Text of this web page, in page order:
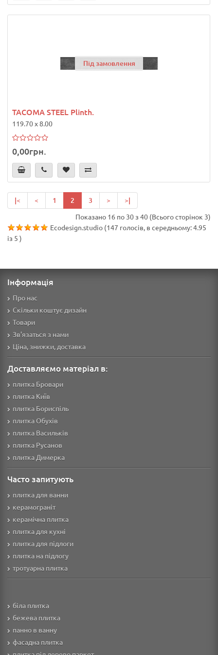
Під замовлення
TACOMA STEEL Plinth.
119.70 x 8.00
0,00грн.
|< < 1 2 3 > >|
Показано 16 по 30 з 40 (Всього сторінок 3)
Ecodesign.studio (147 голосів, в середньому:4.95
із 5 )
Інформація
Про нас
Скільки коштує дизайн
Товари
Зв'язаться з нами
Ціна, знижки, доставка
Доставляємо матеріал в:
плитка Бровари
плитка Київ
плитка Бориспіль
плитка Обухів
плитка Васильків
плитка Русанов
плитка Димерка
Часто запитують
плитка для ванни
керамограніт
керамічна плитка
плитка для кухні
плитка для підлоги
плитка на підлогу
тротуарна плитка
біла плитка
бежева плитка
панно в ванну
фасадна плитка